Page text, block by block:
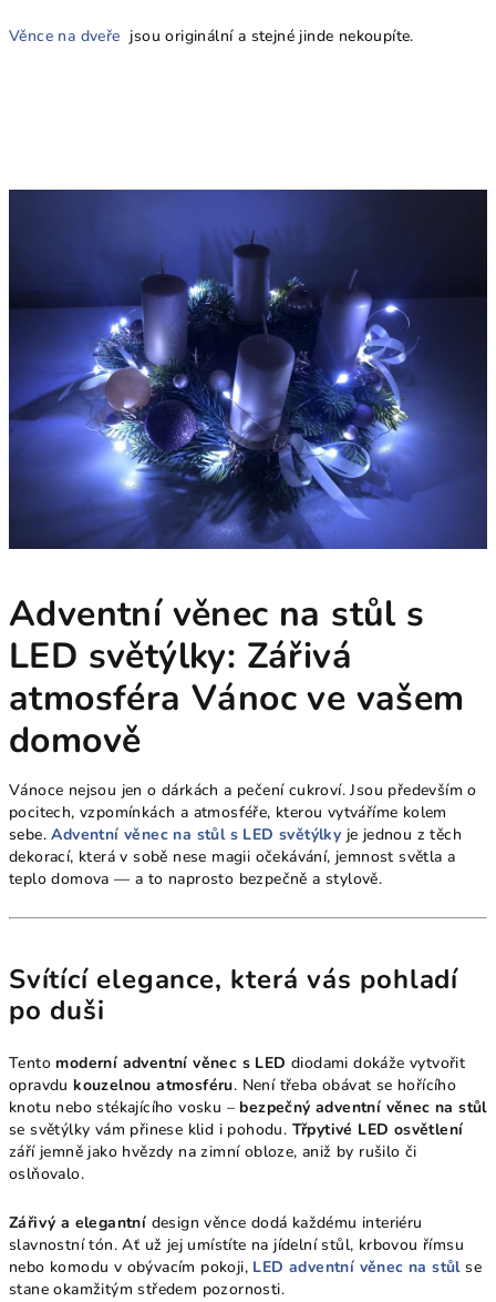
Věnce na dveře jsou originální a stejné jinde nekoupíte.
Adventní věnec na stůl s
LED světýlky: Zářivá
atmosféra Vánoc ve vašem
domově
Vánoce nejsou jen o dárkách a pečení cukroví. Jsou především o
pocitech, vzpomínkách a atmosféře, kterou vytváříme kolem
sebe.Adventní věnec na stůl s LED světýlky je jednou z těch
dekorací, která v sobě nese magii očekávání, jemnost světla a
teplo domova — a to naprosto bezpečně a stylově.
Svítící elegance, která vás pohladí
po duši
Tento moderní adventní věnec s LED diodami dokáže vytvořit
opravdu kouzelnou atmosféru. Není třeba obávat se hořícího
knotu nebo stékajícího vosku – bezpečný adventní věnec na stůl
se světýlky vám přinese klid i pohodu. Třpytivé LED osvětlení
září jemně jako hvězdy na zimní obloze, aniž by rušilo či
oslňovalo.
Zářivý a elegantní design věnce dodá každému interiéru
slavnostní tón. Ať už jej umístíte na jídelní stůl, krbovou římsu
nebo komodu v obývacím pokoji, LED adventní věnec na stůlse
stane okamžitým středem pozornosti.